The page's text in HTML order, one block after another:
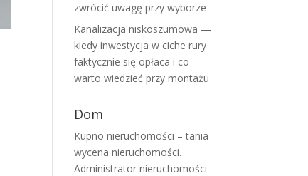
zwrócić uwagę przy wyborze
Kanalizacja niskoszumowa —
kiedy inwestycja w ciche rury
faktycznie się opłaca i co
warto wiedzieć przy montażu
Dom
Kupno nieruchomości – tania
wycena nieruchomości.
Administrator nieruchomości